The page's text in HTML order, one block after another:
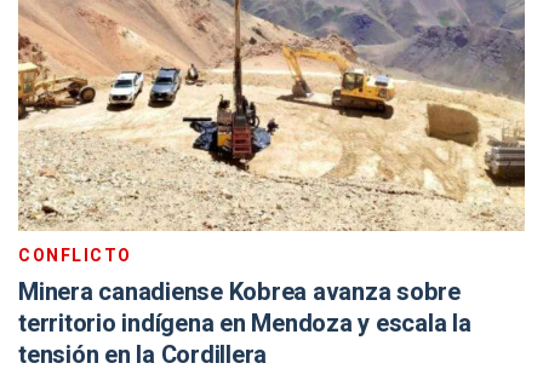
CONFLICTO
Minera canadiense Kobrea avanza sobre
territorio indígena en Mendoza y escala la
tensión en la Cordillera